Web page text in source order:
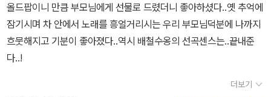
올드팝이니 만큼 부모님에게 선물로 드렸더니 좋아하셨다..옛 추억에
잠기시며 차 안에서 노래를 흥얼거리시는 우리 부모님덕분에 나까지
흐뭇해지고 기분이 좋아졌다..역시 배철수옹의 선곡센스는..끝내준
다..!
더보기